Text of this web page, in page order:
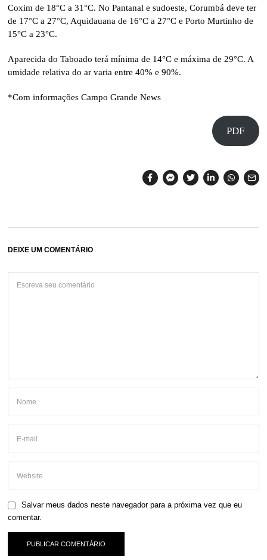
Coxim de 18°C a 31°C. No Pantanal e sudoeste, Corumbá deve ter
de 17°C a 27°C, Aquidauana de 16°C a 27°C e Porto Murtinho de
15°C a 23°C.
Aparecida do Taboado terá mínima de 14°C e máxima de 29°C. A
umidade relativa do ar varia entre 40% e 90%.
*Com informações Campo Grande News
PDF
DEIXE UM COMENTÁRIO
Salvar meus dados neste navegador para a próxima vez que eu
comentar.